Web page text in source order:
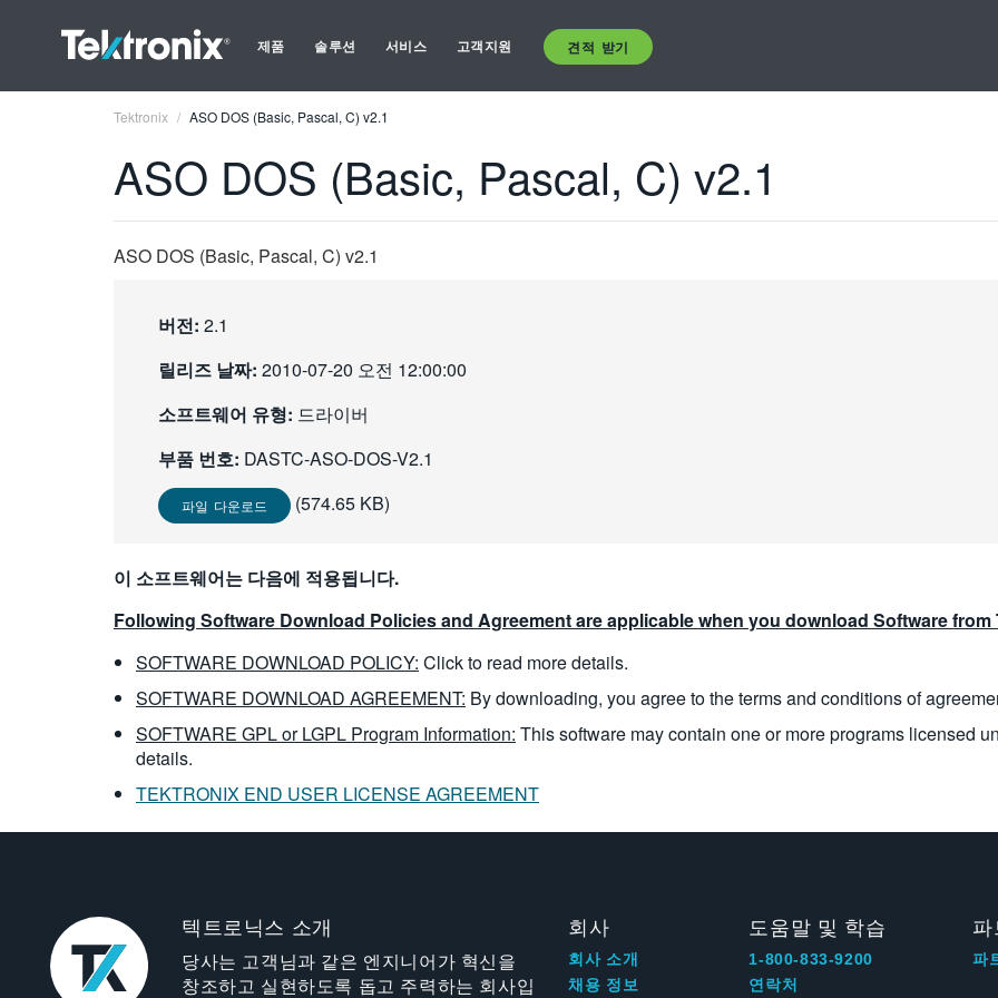
제품 솔루션 서비스 고객지원 견적 받기
Tektronix ASO DOS (Basic, Pascal, C) v2.1
ASO DOS (Basic, Pascal, C) v2.1
ASO DOS (Basic, Pascal, C) v2.1
버전: 2.1
릴리즈 날짜: 2010-07-20 오전 12:00:00
소프트웨어 유형: 드라이버
부품 번호: DASTC-ASO-DOS-V2.1
파일 다운로드 (574.65 KB)
이 소프트웨어는 다음에 적용됩니다.
Following Software Download Policies and Agreement are applicable when you download Software
SOFTWARE DOWNLOAD POLICY: Click to read more details.
SOFTWARE DOWNLOAD AGREEMENT: By downloading, you agree to the terms and conditions of
SOFTWARE GPL or LGPL Program Information: This software may contain one or more programs licensed
details.
TEKTRONIX END USER LICENSE AGREEMENT
텍트로닉스 소개
당사는 고객님과 같은 엔지니어가 혁신을
창조하고 실현하도록 돕고 주력하는 회사입
회사
회사 소개
채용 정보
도움말 및 학습
1-800-833-9200
연락처
파
파